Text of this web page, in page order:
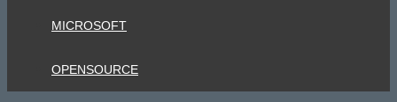
MICROSOFT
OPENSOURCE